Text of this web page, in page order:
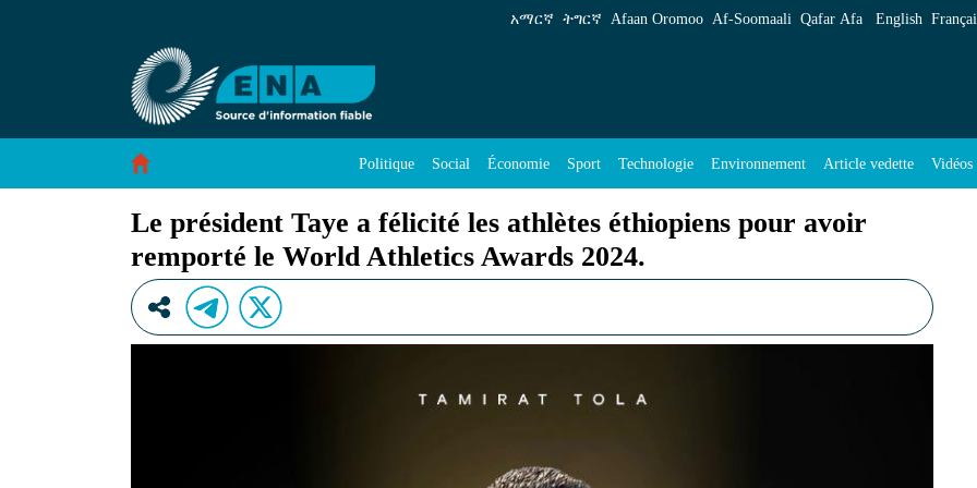
Le président Taye a félicité les athlètes éthiopiens pour avoir remporté le World Athletics
አማርኛ ትግርኛ Afaan Oromoo Af‑Soomaali Qafar Afa English
Politique Social Économie Sport Technologie Environnement Article vedette Vidéos
Le président Taye a félicité les athlètes éthiopiens pour avoir
remporté le World Athletics Awards 2024.